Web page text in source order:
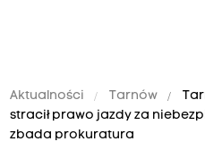
Aktualności Tarnów
stracił prawo jazdy za
zbada prokuratura